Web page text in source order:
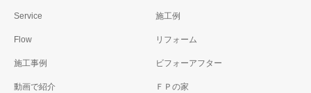
Service
Flow
施工事例
動画で紹介
施工例
リフォーム
ビフォーアフター
ＦＰの家